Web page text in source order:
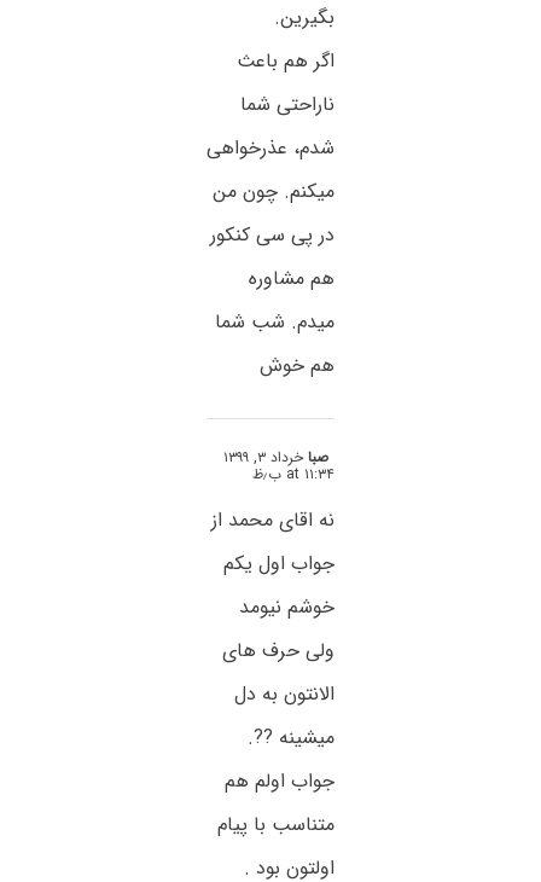
بگیرین.
اگر هم باعث
ناراحتی شما
شدم، عذرخواهی
میکنم. چون من
در پی سی کنکور
هم مشاوره
میدم. شب شما
هم خوش
صبا خرداد ۳, ۱۳۹۹
at ۱۱:۳۴ ب٫ظ
نه اقای محمد از
جواب اول یکم
خوشم نیومد
ولی حرف های
الانتون به دل
میشینه ??.
جواب اولم هم
متناسب با پیام
اولتون بود .